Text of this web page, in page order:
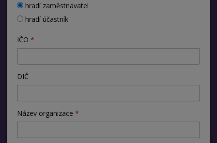
hradí zaměstnavatel
hradí účastník
IČO
DIČ
Název organizace